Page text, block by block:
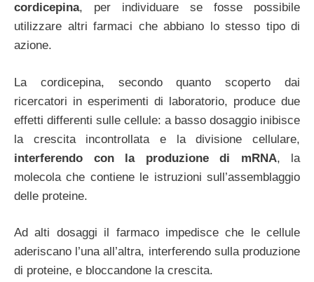
cordicepina, per individuare se fosse possibile
utilizzare altri farmaci che abbiano lo stesso tipo di
azione.
La cordicepina, secondo quanto scoperto dai
ricercatori in esperimenti di laboratorio, produce due
effetti differenti sulle cellule: a basso dosaggio inibisce
la crescita incontrollata e la divisione cellulare,
interferendo con la produzione di mRNA, la
molecola che contiene le istruzioni sull’assemblaggio
delle proteine.
Ad alti dosaggi il farmaco impedisce che le cellule
aderiscano l’una all’altra, interferendo sulla produzione
di proteine, e bloccandone la crescita.